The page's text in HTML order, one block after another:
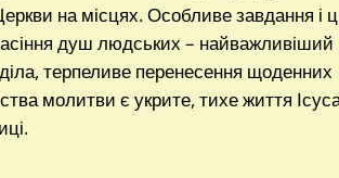
на місцях. Особливе завдання і
душ людських – найважливіший
терпеливе перенесення щоденних
молитви є укрите, тихе життя